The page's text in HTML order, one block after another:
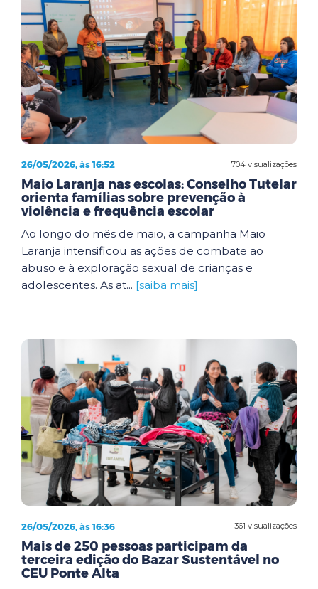
704 visualizações
26/05/2026, às 16:52
Maio Laranja nas escolas: Conselho Tutelar
orienta famílias sobre prevenção à
violência e frequência escolar
Ao longo do mês de maio, a campanha Maio
Laranja intensificou as ações de combate ao
abuso e à exploração sexual de crianças e
adolescentes. As at... [saiba mais]
361 visualizações
26/05/2026, às 16:36
Mais de 250 pessoas participam da
terceira edição do Bazar Sustentável no
CEU Ponte Alta